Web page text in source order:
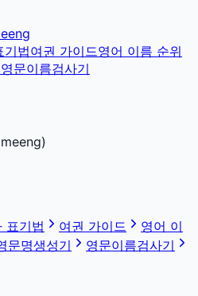
기법여권 가이드영어 이름 순위
영문이름검사기
표기법 여권 가이드
영어 이
문명생성기
영문이름검사기